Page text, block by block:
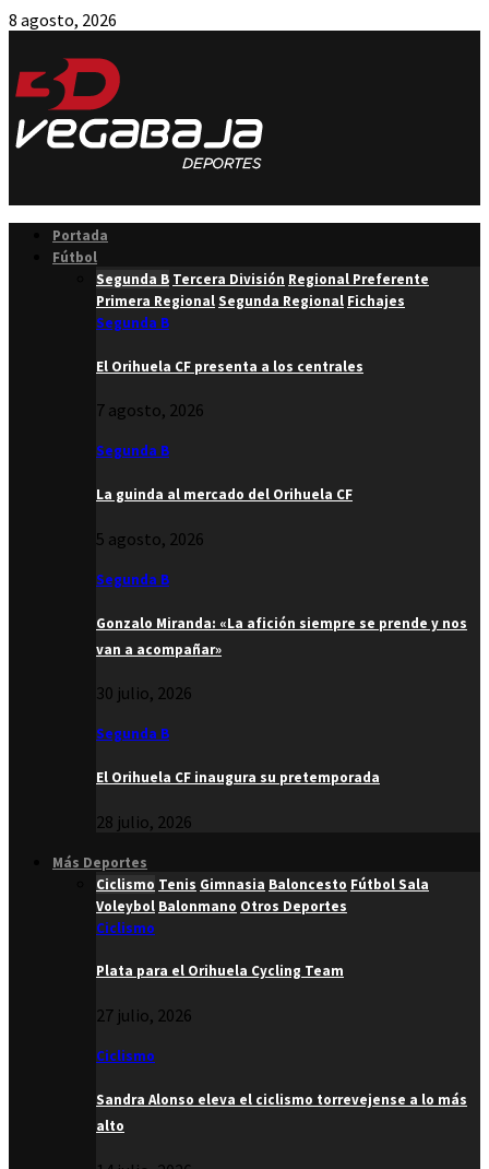
8 agosto, 2026
Portada
Fútbol
Segunda B Tercera División Regional Preferente
Primera RegionalSegunda Regional Fichajes
Segunda B
El Orihuela CF presenta a los centrales
7 agosto, 2026
Segunda B
La guinda al mercado del Orihuela CF
5 agosto, 2026
Segunda B
Gonzalo Miranda: «La afición siempre se prende y nos
van a acompañar»
30 julio, 2026
Segunda B
El Orihuela CF inaugura su pretemporada
28 julio, 2026
Más Deportes
Ciclismo Tenis Gimnasia Baloncesto Fútbol Sala
Voleybol Balonmano Otros Deportes
Ciclismo
Plata para el Orihuela Cycling Team
27 julio, 2026
Ciclismo
Sandra Alonso eleva el ciclismo torrevejense a lo más
alto